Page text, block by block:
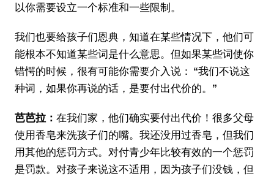
以你需要设立一个标准和一些限制。
我们也要给孩子们恩典，知道在某些情况下，他们可
能根本不知道某些词是什么意思。但如果某些词使你
错愕的时候，很有可能你需要介入说： “我们不说这
种词，如果你再说的话，是要付出代价的。”
芭芭拉： 在我们家，他们确实要付出代价！很多父母
使用香皂来洗孩子们的嘴。我还没用过香皂，但我们
用其他的惩罚方式。对付青少年比较有效的一个惩罚
是罚款。对孩子来说这不适用，因为孩子们没钱，但